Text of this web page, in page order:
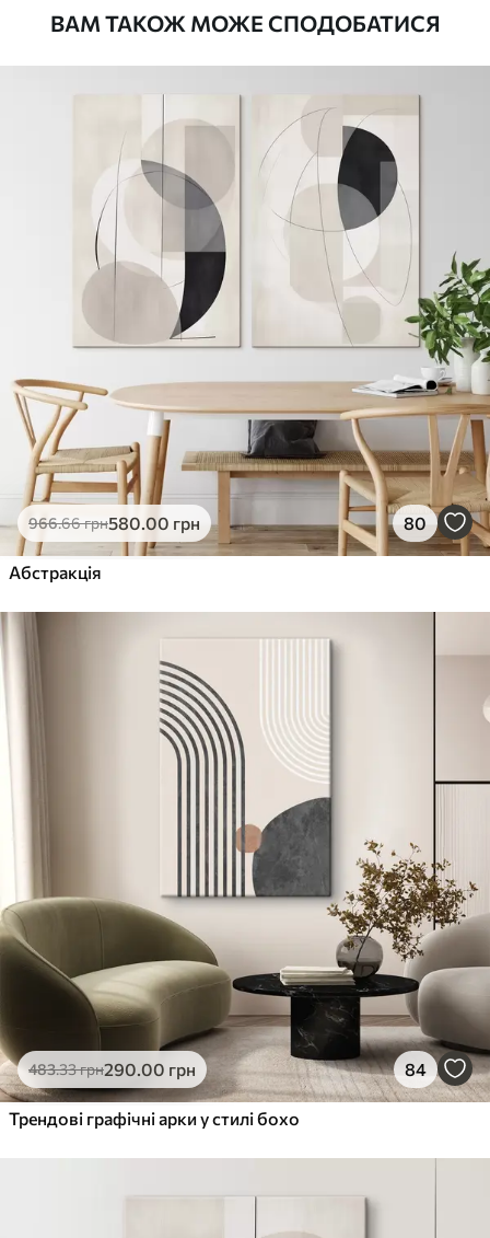
Від290.00грн
Стійкість до вицвітання
Безпечне чорнило без запаху
Поверхня з текстурою полотна
Екологічний матеріал
Преміум
Яскраві, насичені кольори
✓Безпечне чорнило без запаху
✓Поверхня з текстурою полотна
✗Екологічний матеріал
Еко-Преміум
.00 грн
✓Яскраві, насичені кольори
✓
✓
✓ Екологічний матеріал
ВАМ ТАКОЖ МОЖЕ СПОДОБАТИСЯ
966.66грн580.00 грн 80
Абстракція
483.33грн290.00 грн 84
Трендові графічні арки у стилі бохо